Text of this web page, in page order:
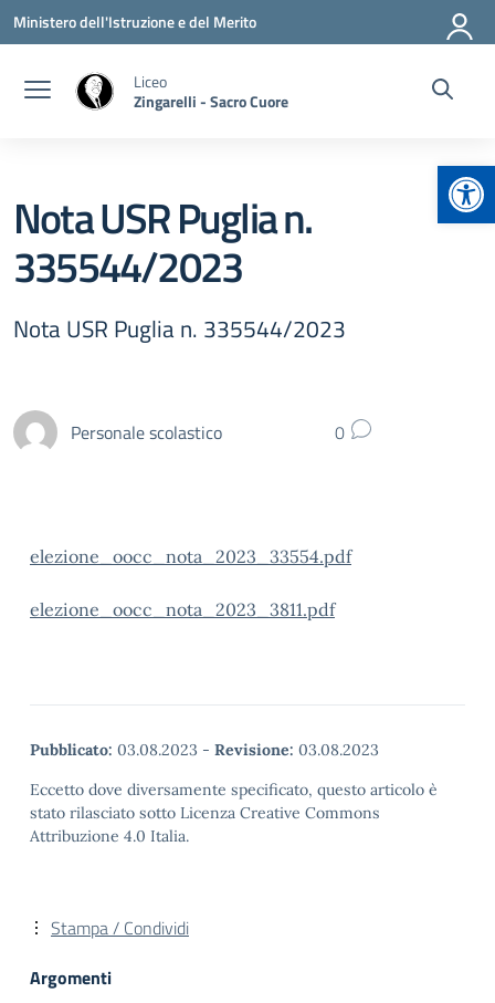
Vai ai contenuti
Vai al menu di navigazione
Vai al footer
Ministero dell'Istruzione e del Merito
Liceo
Zingarelli - Sacro Cuore
Nota USR Puglia n.
335544/2023
Nota USR Puglia n. 335544/2023
Personale scolastico 0
elezione_oocc_nota_2023_33554.pdf
elezione_oocc_nota_2023_3811.pdf
Pubblicato: 03.08.2023 - Revisione: 03.08.2023
Eccetto dove diversamente specificato, questo articolo è
stato rilasciato sotto Licenza Creative Commons
Attribuzione 4.0 Italia.
Stampa / Condividi
Argomenti